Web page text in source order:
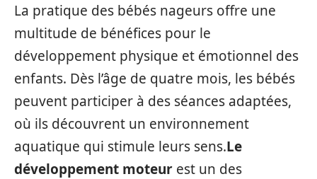
La pratique des bébés nageurs offre une
multitude de bénéfices pour le
développement physique et émotionnel des
enfants. Dès l’âge de quatre mois, les bébés
peuvent participer à des séances adaptées,
où ils découvrent un environnement
aquatique qui stimule leurs sens.Le
développement moteur est un des